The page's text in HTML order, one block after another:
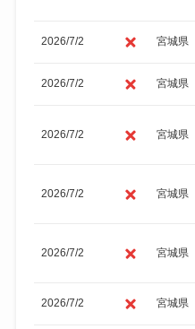
2026/7/2 宮城県
2026/7/2 宮城県
2026/7/2 宮城県
2026/7/2 宮城県
2026/7/2 宮城県
2026/7/2 宮城県